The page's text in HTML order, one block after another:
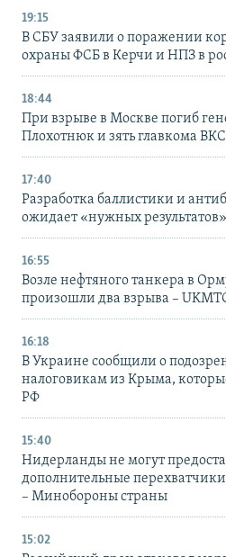
19:15
В СБУ заявили о поражении
охраны ФСБ в Керчи и НПЗ в
18:44
При взрыве в Москве погиб
Плохотнюк и зять главкома
17:40
Разработка баллистики и
ожидает «нужных
16:55
Возле нефтяного танкера в
произошли два взрыва –
16:18
В Украине сообщили о
налоговикам из Крыма,
РФ
15:40
Нидерланды не могут
дополнительные
– Минобороны страны
15:02